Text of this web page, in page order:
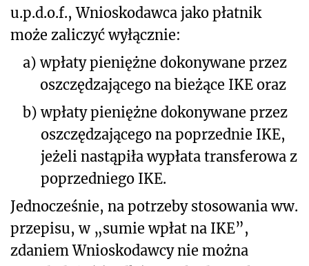
u.p.d.o.f., Wnioskodawca jako płatnik
może zaliczyć wyłącznie:
a) wpłaty pieniężne dokonywane przez
oszczędzającego na bieżące IKE oraz
b) wpłaty pieniężne dokonywane przez
oszczędzającego na poprzednie IKE,
jeżeli nastąpiła wypłata transferowa z
poprzedniego IKE.
Jednocześnie, na potrzeby stosowania ww.
przepisu, w „sumie wpłat na IKE”,
zdaniem Wnioskodawcy nie można